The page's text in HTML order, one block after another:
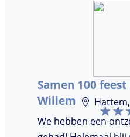
jullie gevonden had.
Samen 100
Willem
We hebben een